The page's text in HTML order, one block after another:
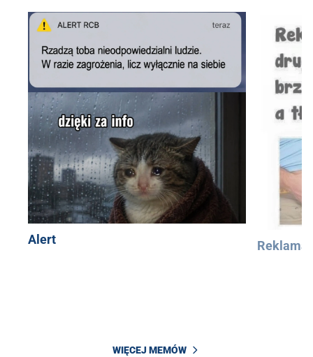
Alert Reklama
WIĘCEJ MEMÓW